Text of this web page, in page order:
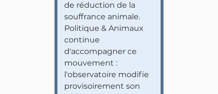
de réduction de la
souffrance animale.
Politique & Animaux
continue
d'accompagner ce
mouvement :
l'observatoire modifie
provisoirement son